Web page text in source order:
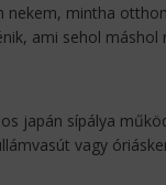
mintha
ami sehol máshol
japán sípálya
vagy